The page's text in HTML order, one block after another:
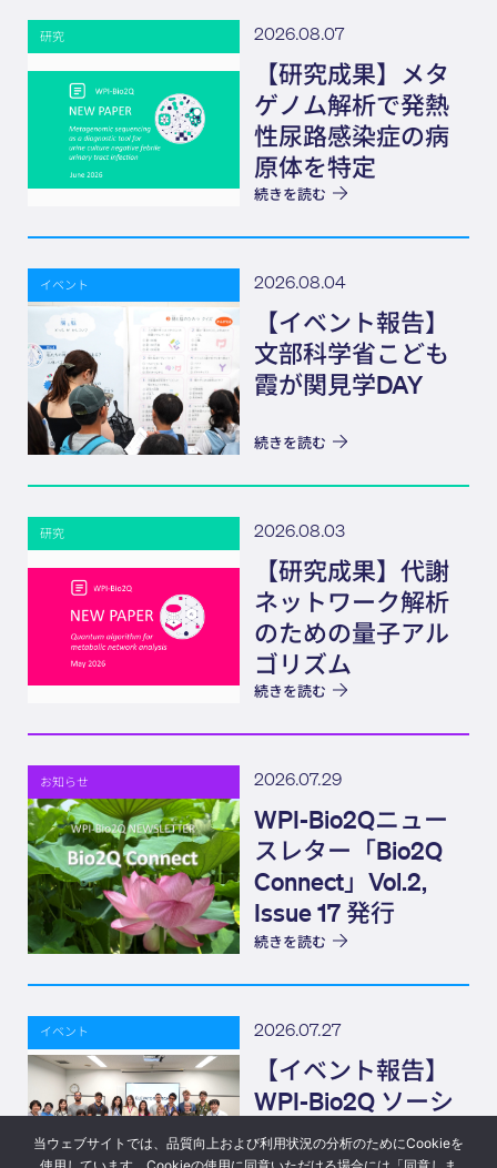
研究 2026.08.07
【研究成果】メタ
ゲノム解析で発熱
性尿路感染症の病
原体を特定
続きを読む
イベント 2026.08.04
【イベント報告】
文部科学省こども
霞が関見学DAY
続きを読む
研究 2026.08.03
【研究成果】代謝
ネットワーク解析
のための量子アル
ゴリズム
続きを読む
お知らせ 2026.07.29
WPI-Bio2Qニュー
スレター「Bio2Q
Connect」Vol.2,
Issue 17 発行
続きを読む
イベント 2026.07.27
【イベント報告】
WPI-Bio2Q ソーシ
ャルイベント
当ウェブサイトでは、品質向上および利用状況の分析のためにCookieを